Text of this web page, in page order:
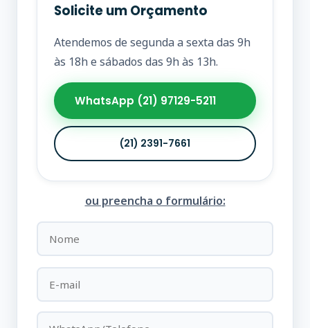
Solicite um Orçamento
Atendemos de segunda a sexta das 9h
às 18h e sábados das 9h às 13h.
WhatsApp (21) 97129-5211
(21) 2391-7661
ou preencha o formulário: